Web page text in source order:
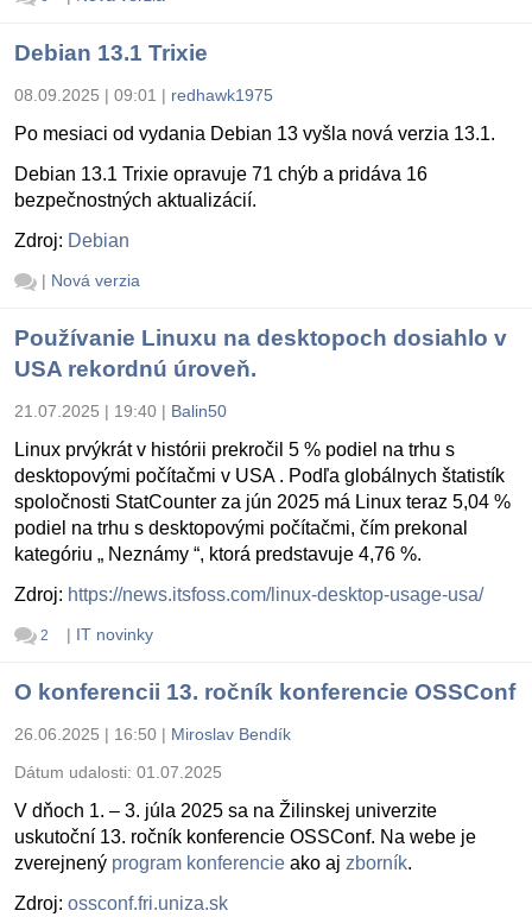
Debian 13.1 Trixie
08.09.2025 | 09:01 | redhawk1975
Po mesiaci od vydania Debian 13 vyšla nová verzia 13.1.
Debian 13.1 Trixie opravuje 71 chýb a pridáva 16
bezpečnostných aktualizácií.
Zdroj: Debian
| Nová verzia
Používanie Linuxu na desktopoch dosiahlo v
USA rekordnú úroveň.
21.07.2025 | 19:40 | Balin50
Linux prvýkrát v histórii prekročil 5 % podiel na trhu s
desktopovými počítačmi v USA . Podľa globálnych štatistík
spoločnosti StatCounter za jún 2025 má Linux teraz 5,04 %
podiel na trhu s desktopovými počítačmi, čím prekonal
kategóriu „ Neznámy “, ktorá predstavuje 4,76 %.
Zdroj: https://news.itsfoss.com/linux-desktop-usage-usa/
2 | IT novinky
O konferencii 13. ročník konferencie OSSConf
26.06.2025 | 16:50 | Miroslav Bendík
Dátum udalosti: 01.07.2025
V dňoch 1. – 3. júla 2025 sa na Žilinskej univerzite
uskutoční 13. ročník konferencie OSSConf. Na webe je
zverejnený program konferencie ako aj zborník.
Zdroj: ossconf.fri.uniza.sk